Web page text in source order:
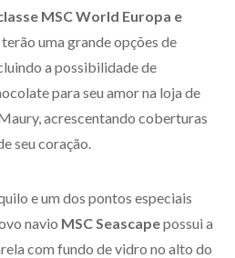
MSC World Europa e
terão uma grande opções de
a possibilidade de
para seu amor na loja de
acrescentando coberturas
seu coração.
e um dos pontos especiais
navio MSC Seascapepossui a
com fundo de vidro no alto do